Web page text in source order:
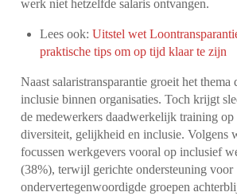
werk niet hetzelfde salaris ontvangen.
Lees ook:Uitstel wet
praktische tips om op tijd klaar te zijn
Naast salaristransparantie groeit het thema
inclusie binnen organisaties. Toch krijgt
de medewerkers daadwerkelijk training op
diversiteit, gelijkheid en inclusie. Volgens
focussen werkgevers vooral op inclusief
(38%), terwijl gerichte ondersteuning voor
ondervertegenwoordigde groepen